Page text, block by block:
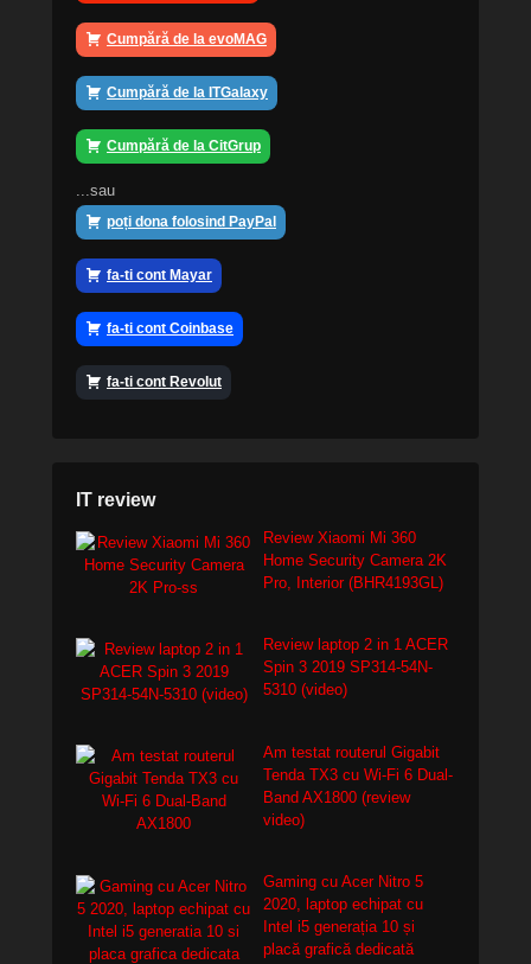
Cumpără de la evoMAG
Cumpără de la ITGalaxy
Cumpără de la CitGrup
...sau
poți dona folosind PayPal
fa-ti cont Mayar
fa-ti cont Coinbase
fa-ti cont Revolut
IT review
Review Xiaomi Mi 360
Home Security Camera 2K
Pro, Interior (BHR4193GL)
Review laptop 2 in 1 ACER
Spin 3 2019 SP314-54N-
5310 (video)
Am testat routerul Gigabit
Tenda TX3 cu Wi-Fi 6 Dual-
Band AX1800 (review
video)
Gaming cu Acer Nitro 5
2020, laptop echipat cu
Intel i5 generația 10 și
placă grafică dedicată